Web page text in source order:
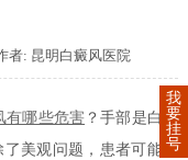
者: 昆明白癜风医院
有哪些危害 ？手部是白癜
美观问题，患者可能经
我
要
挂
号